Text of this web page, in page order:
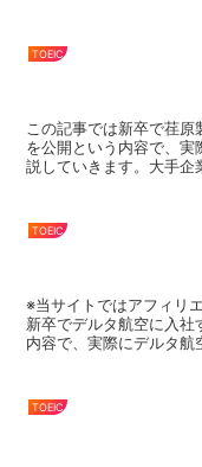
TOEIC
この記事では新卒で荏
を公開という内容で、
説していきます。大手企
TOEIC
※当サイトではアフィリ
新卒でデルタ航空に入社
内容で、実際にデルタ航
TOEIC